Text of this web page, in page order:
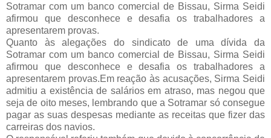
Sotramar com um banco comercial de Bissau, Sirma Seidi
afirmou que desconhece e desafia os trabalhadores a
apresentarem provas.
Quanto às alegações do sindicato de uma dívida da
Sotramar com um banco comercial de Bissau, Sirma Seidi
afirmou que desconhece e desafia os trabalhadores a
apresentarem provas.Em reação às acusações, Sirma Seidi
admitiu a existência de salários em atraso, mas negou que
seja de oito meses, lembrando que a Sotramar só consegue
pagar as suas despesas mediante as receitas que fizer das
carreiras dos navios.